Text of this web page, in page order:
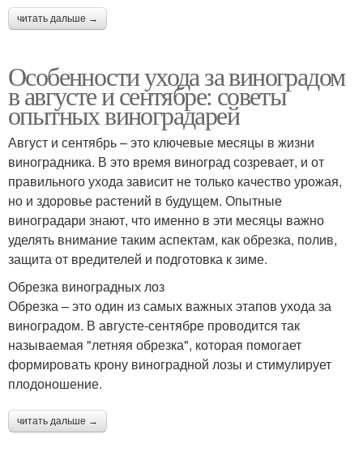
читать дальше →
Особенности ухода за виноградом
в августе и сентябре: советы
опытных виноградарей
Август и сентябрь – это ключевые месяцы в жизни
виноградника. В это время виноград созревает, и от
правильного ухода зависит не только качество урожая,
но и здоровье растений в будущем. Опытные
виноградари знают, что именно в эти месяцы важно
уделять внимание таким аспектам, как обрезка, полив,
защита от вредителей и подготовка к зиме.
Обрезка виноградных лоз
Обрезка – это один из самых важных этапов ухода за
виноградом. В августе-сентябре проводится так
называемая "летняя обрезка", которая помогает
формировать крону виноградной лозы и стимулирует
плодоношение.
читать дальше →